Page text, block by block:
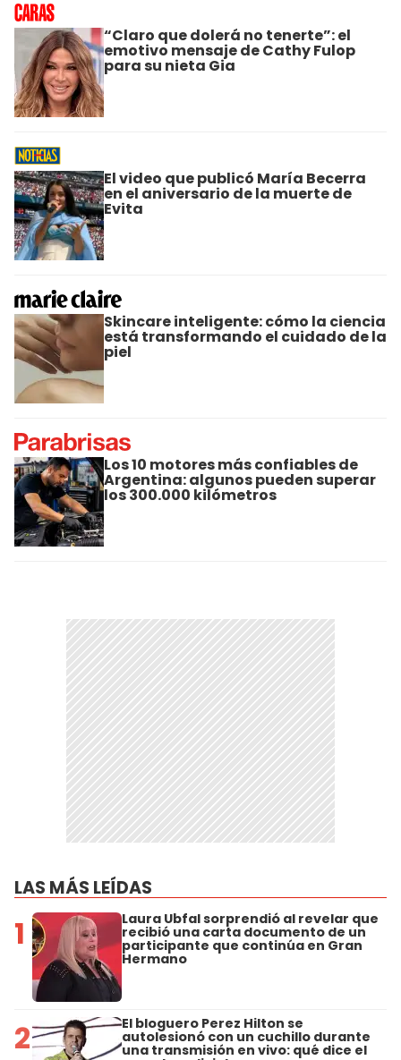
“Claro que dolerá no tenerte”: el
emotivo mensaje de Cathy Fulop
para su nieta Gia
El video que publicó María Becerra
en el aniversario de la muerte de
Evita
Skincare inteligente: cómo la ciencia
está transformando el cuidado de la
piel
Los 10 motores más confiables de
Argentina: algunos pueden superar
los 300.000 kilómetros
LAS MÁS LEÍDAS
1 Laura Ubfal sorprendió al revelar que
recibió una carta documento de un
participante que continúa en Gran
Hermano
2 El bloguero Perez Hilton se
autolesionó con un cuchillo durante
una transmisión en vivo: qué dice el